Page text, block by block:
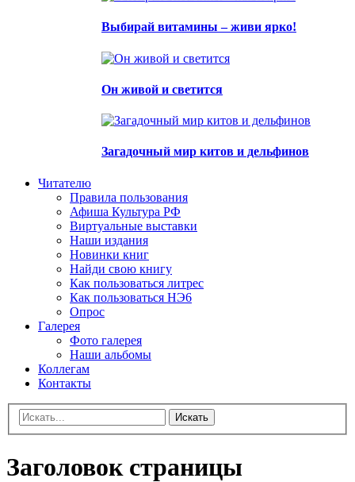
Выбирай витамины – живи ярко!
Он живой и светится
Загадочный мир китов и дельфинов
Читателю
Правила пользования
Афиша Культура РФ
Виртуальные выставки
Наши издания
Новинки книг
Найди свою книгу
Как пользоваться литрес
Как пользоваться НЭ6
Опрос
Галерея
Фото галерея
Наши альбомы
Коллегам
Контакты
Искать
Заголовок страницы